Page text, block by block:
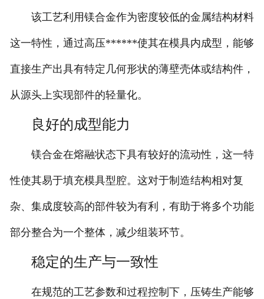
该工艺利用镁合金作为密度较低的金属结构材料
这一特性，通过高压******使其在模具内成型，能够
直接生产出具有特定几何形状的薄壁壳体或结构件，
从源头上实现部件的轻量化。
良好的成型能力
镁合金在熔融状态下具有较好的流动性，这一特
性使其易于填充模具型腔。这对于制造结构相对复
杂、集成度较高的部件较为有利，有助于将多个功能
部分整合为一个整体，减少组装环节。
稳定的生产与一致性
在规范的工艺参数和过程控制下，压铸生产能够